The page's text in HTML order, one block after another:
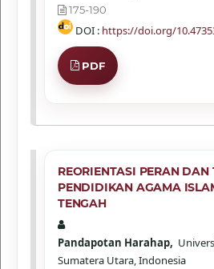
175-190
DOI : https://doi.org/
PDF
REORIENTASI PERAN
PENDIDIKAN AGAMA
TENGAH
Pandapotan Harahap,
Sumatera Utara, Indonesia